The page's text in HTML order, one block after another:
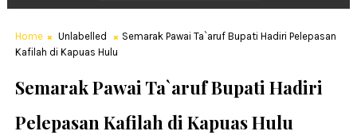
Home Unlabelled
Semarak Pawai Ta`aruf Bupati Hadiri Pelepasan
Kafilah di Kapuas Hulu
Semarak Pawai Ta`aruf Bupati Hadiri
Pelepasan Kafilah di Kapuas Hulu